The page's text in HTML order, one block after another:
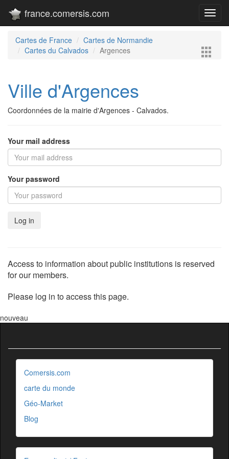
france.comersis.com
Cartes de France
Cartes de Normandie
Cartes du Calvados
Argences
Ville d'Argences
Coordonnées de la mairie d'Argences - Calvados.
Your mail address
Your password
Access to information about public institutions is reserved
for our members.
Please log in to access this page.
nouveau
Comersis.com
carte du monde
Géo-Market
Blog